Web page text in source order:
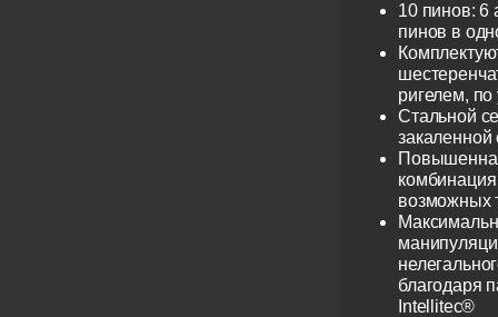
10 пинов: 6
пинов в
ригелем,
Стальной
закаленной
возможных
благодаря
Intellitec®